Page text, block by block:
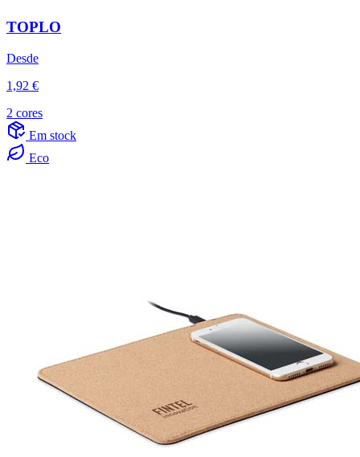
TOPLO
Desde
1,92 €
2 cores
Em stock
Eco